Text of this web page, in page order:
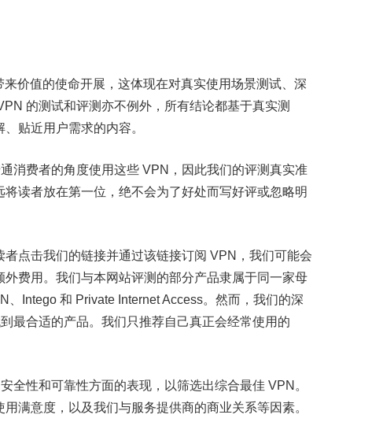
价值的使命开展，这体现在对真实使用场景测试、深
的测试和评测亦不例外，所有结论都基于真实测
贴近用户需求的内容。
消费者的角度使用这些 VPN，因此我们的评测真实准
读者放在第一位，绝不会为了好处而写好评或忽略明
点击我们的链接并通过该链接订阅 VPN，我们可能会
费用。我们与本网站评测的部分产品隶属于同一家母
Intego 和 Private Internet Access。然而，我们的深
最合适的产品。我们只推荐自己真正会经常使用的
全性和可靠性方面的表现，以筛选出综合最佳 VPN。
满意度，以及我们与服务提供商的商业关系等因素。